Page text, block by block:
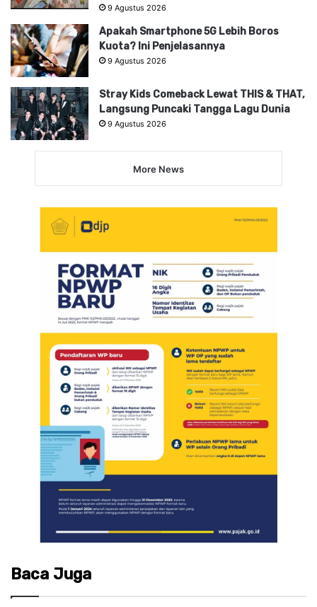
9 Agustus 2026
Apakah Smartphone 5G Lebih Boros
Kuota? Ini Penjelasannya
9 Agustus 2026
Stray Kids Comeback Lewat THIS & THAT,
Langsung Puncaki Tangga Lagu Dunia
9 Agustus 2026
More News
Baca Juga